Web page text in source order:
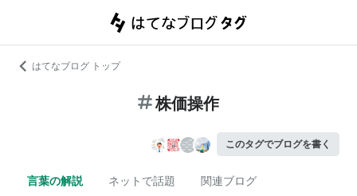
はてなブログ トップ
株価操作
このタグでブログを書く
言葉の解説 ネットで話題 関連ブログ